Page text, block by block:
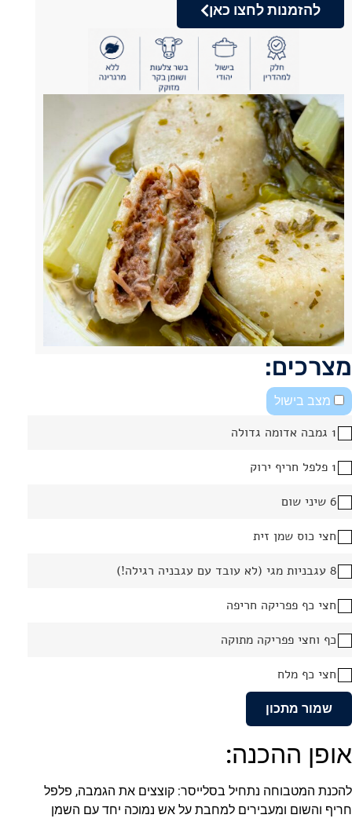
להזמנות לחצו כאן
מצרכים:
מצב בישול
1 גמבה אדומה גדולה
1 פלפל חריף ירוק
6 שיני שום
חצי כוס שמן זית
8 עגבניות מגי (לא עובד עם עגבניה רגילה!)
חצי כף פפריקה חריפה
כף וחצי פפריקה מתוקה
חצי כף מלח
שמור מתכון
אופן ההכנה:
להכנת המטבוחה נתחיל בסלייסר: קוצצים את הגמבה, פלפל
חריף והשום ומעבירים למחבת על אש נמוכה יחד עם השמן